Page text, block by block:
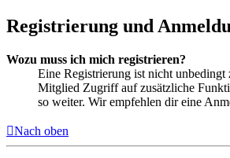
Registrierung und
Wozu muss ich mich registrieren?
Eine Registrierung ist nicht unbedingt
Mitglied Zugriff auf zusätzliche
so weiter. Wir empfehlen dir eine
Nach oben